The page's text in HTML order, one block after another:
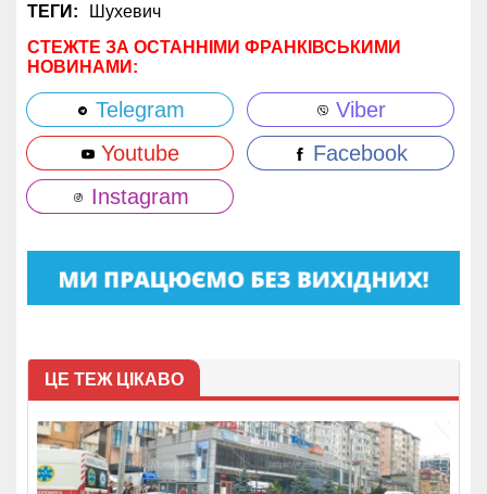
ТЕГИ:
Шухевич
СТЕЖТЕ ЗА ОСТАННІМИ ФРАНКІВСЬКИМИ
НОВИНАМИ:
Telegram
Viber
Youtube
Facebook
Instagram
ЦЕ ТЕЖ ЦІКАВО